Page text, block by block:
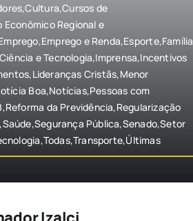
de
Regional e
e Renda,Esporte,Família
e Tecnologia,Imprensa,Incentivos
Cristãs,Menor
Boa,Notícias,Pessoas com
da Previdência,Regularização
Pública,Senado,Setor